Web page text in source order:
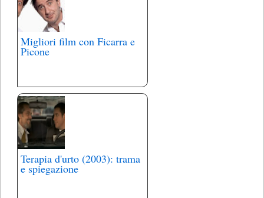
Migliori film con Ficarra e
Picone
Terapia d'urto (2003): trama
e spiegazione